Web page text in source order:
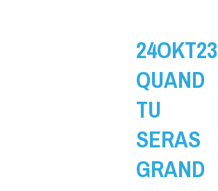
24OKT23
QUAND
TU
SERAS
GRAND